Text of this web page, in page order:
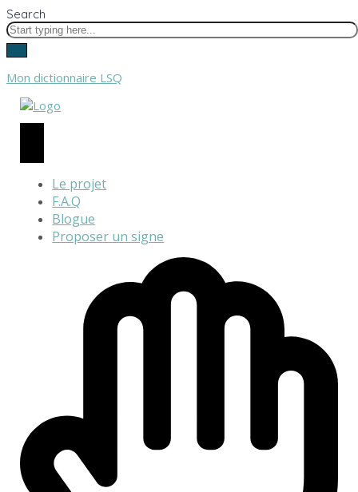
Search
Mon dictionnaire LSQ
Le projet
F.A.Q
Blogue
Proposer un signe